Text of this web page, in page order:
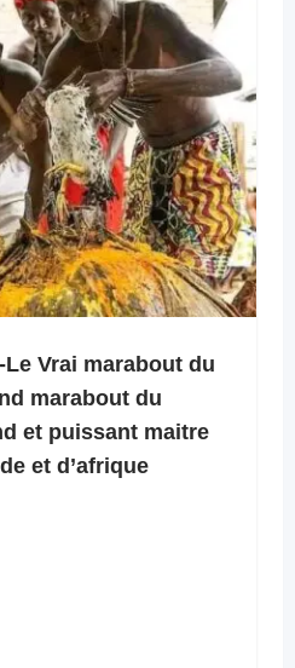
Le Vrai marabout du
marabout du
et puissant maitre
et d’afrique